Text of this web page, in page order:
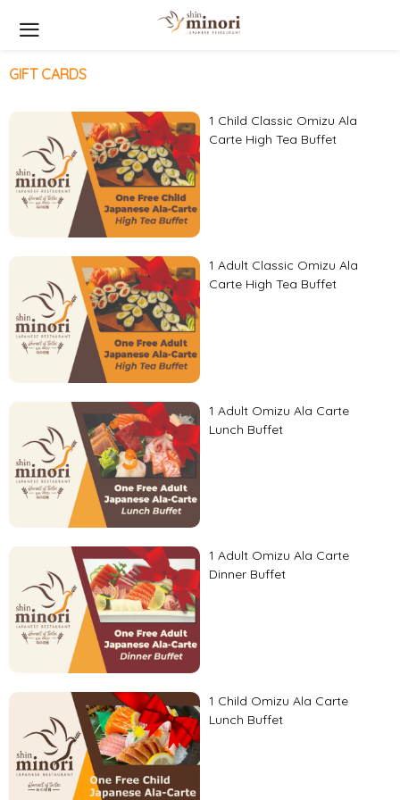
GIFT CARDS
1 Child Classic Omizu Ala
Carte High Tea Buffet
1 Adult Classic Omizu Ala
Carte High Tea Buffet
1 Adult Omizu Ala Carte
Lunch Buffet
1 Adult Omizu Ala Carte
Dinner Buffet
1 Child Omizu Ala Carte
Lunch Buffet